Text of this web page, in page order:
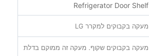
Refrigerator Door Shelf
מעקה בקבוקים למקרר LG
מעקה בקבוקים שקוף. מעקה זה ממוקם בדלת